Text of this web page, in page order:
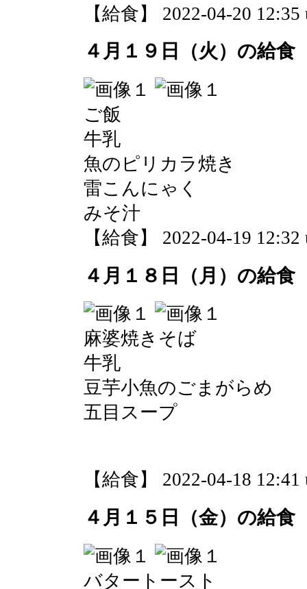
【給食】 2022-04-20 12:35
４月１９日（火）の給食
ご飯
牛乳
魚のピリカラ焼き
雷こんにゃく
みそ汁
【給食】 2022-04-19 12:32
４月１８日（月）の給食
麻婆焼きそば
牛乳
豆芋小魚のごまがらめ
五目スープ
【給食】 2022-04-18 12:41
４月１５日（金）の給食
バタートースト